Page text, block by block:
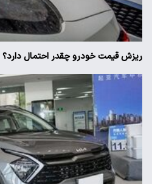
ریزش قیمت خودرو چقدر احتمال دارد؟